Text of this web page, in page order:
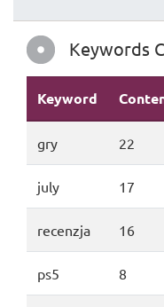
Keywords
Keyword
gry 22
july 17
recenzja 16
ps5 8